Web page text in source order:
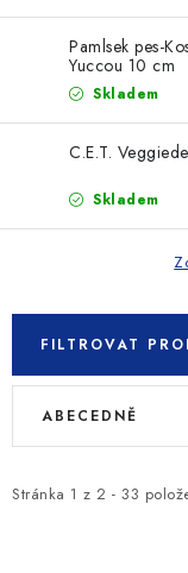
KRÁLÍCI/
SLEVY
Ceník dopravy
Podmínky ochrany
Pamlsek pes-
Yuccou 10 cm
Skladem
C.E.T.
Skladem
FILTROVAT
V
i
Stránka 1 z 2 - 33
Ř
e
ABECEDNĚ